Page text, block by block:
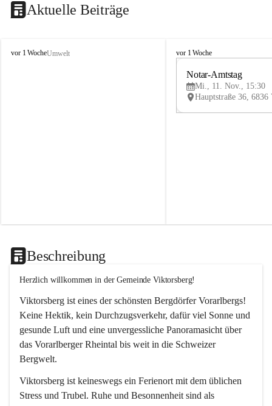
Aktuelle Beiträge
V
vor 1 WocheUmwelt
V
vor 1 Woche
Notar-Amtstag
Mi., 11. Nov., 15:30
Beschreibung
Herzlich willkommen in der Gemeinde Viktorsberg!
Viktorsberg ist eines der schönsten Bergdörfer Vorarlbergs!
Keine Hektik, kein Durchzugsverkehr, dafür viel Sonne und
gesunde Luft und eine unvergessliche Panoramasicht über
das Vorarlberger Rheintal bis weit in die Schweizer
Bergwelt.
Viktorsberg ist keineswegs ein Ferienort mit dem üblichen
Stress und Trubel. Ruhe und Besonnenheit sind als